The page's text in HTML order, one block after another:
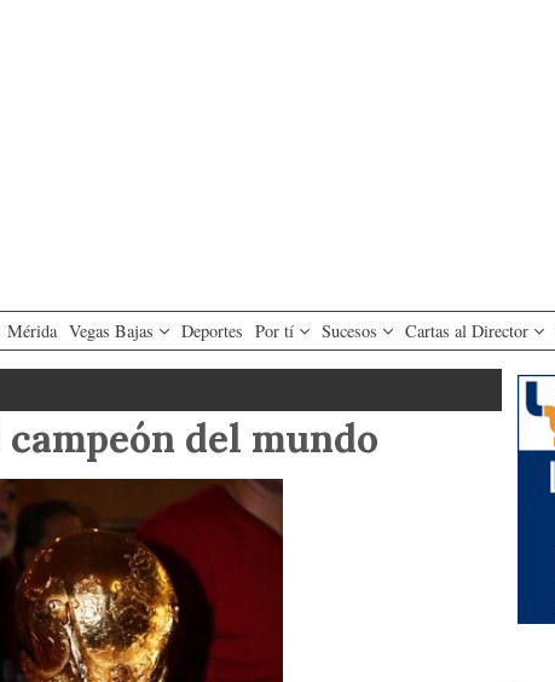
Mérida Vegas Bajas Deportes Por tí Sucesos Cartas al Director
del mundo